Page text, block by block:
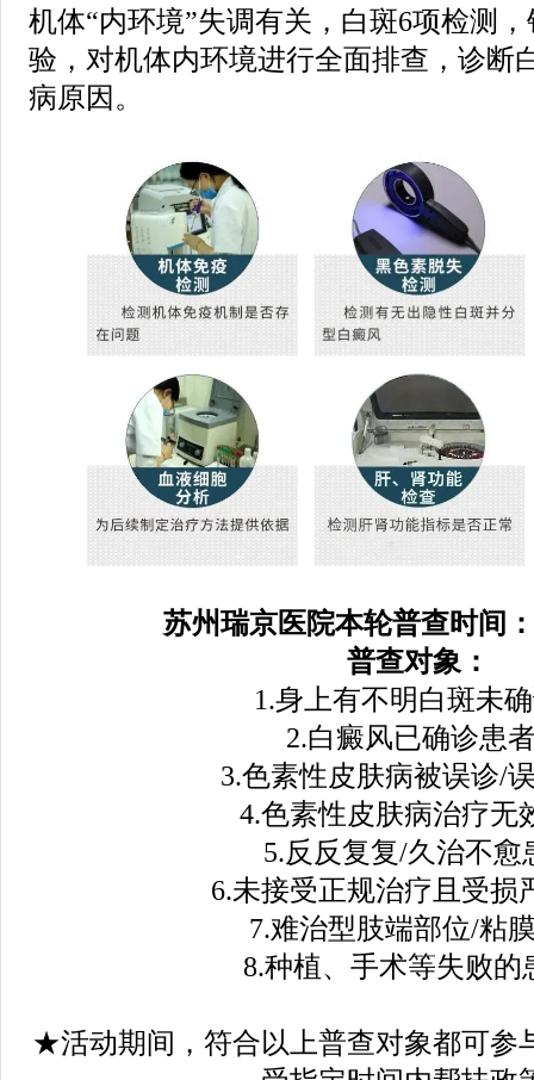
机体“内环境”失调有关，白斑6项检测
验，对机体内环境进行全面排查，诊断
病原因。
苏州瑞京医院本轮普查时间：
普查对象：
1.身上有不明白斑未
2.白癜风已确诊患
3.色素性皮肤病被误诊/
4.色素性皮肤病治疗无
5.反反复复/久治不愈
6.未接受正规治疗且受损
7.难治型肢端部位/粘
8.种植、手术等失败的
★活动期间，符合以上普查对象都可参